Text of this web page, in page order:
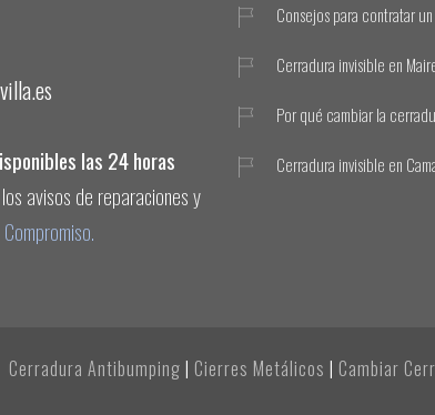
las 24 horas
avisos de reparaciones y
Consejos para contratar
Cerradura invisible en
Por qué cambiar la
Cerradura invisible en
Cerradura Antibumping | Cierres Metálicos | Cambiar